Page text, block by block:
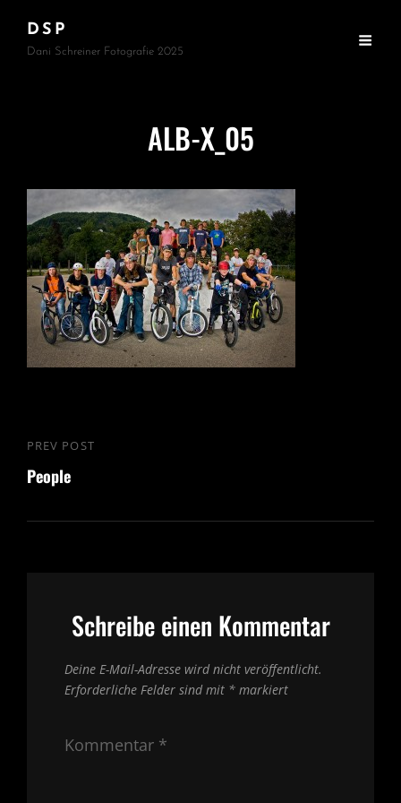
DSP
Dani Schreiner Fotografie 2025
ALB-X_05
Beitragsnavigation
Previous
Post
PREV POST
People
Schreibe einen Kommentar
Deine E-Mail-Adresse wird nicht veröffentlicht.
Erforderliche Felder sind mit * markiert
Kommentar *